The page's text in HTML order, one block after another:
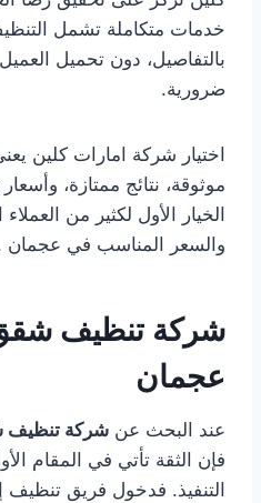
خدمات متكاملة تشمل
بالتفاصيل، دون تحميل
ضرورية.
اختيار شركة امارات كلين
موثوقة، نتائج ممتازة،
الخيار الأول لكثير من
والسعر المناسب في عجمان
شركة تنظيف
عجمان
عند البحث عن شركة تنظيف
فإن الثقة تأتي في المقام
التنفيذ. فدخول فريق